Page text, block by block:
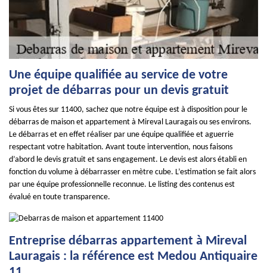
Une équipe qualifiée au service de votre
projet de débarras pour un devis gratuit
Si vous êtes sur 11400, sachez que notre équipe est à disposition pour le
débarras de maison et appartement à Mireval Lauragais ou ses environs.
Le débarras et en effet réaliser par une équipe qualifiée et aguerrie
respectant votre habitation. Avant toute intervention, nous faisons
d’abord le devis gratuit et sans engagement. Le devis est alors établi en
fonction du volume à débarrasser en mètre cube. L’estimation se fait alors
par une équipe professionnelle reconnue. Le listing des contenus est
évalué en toute transparence.
Entreprise débarras appartement à Mireval
Lauragais : la référence est Medou Antiquaire